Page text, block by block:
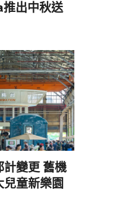
出中秋送
計變更 舊機
童新樂園